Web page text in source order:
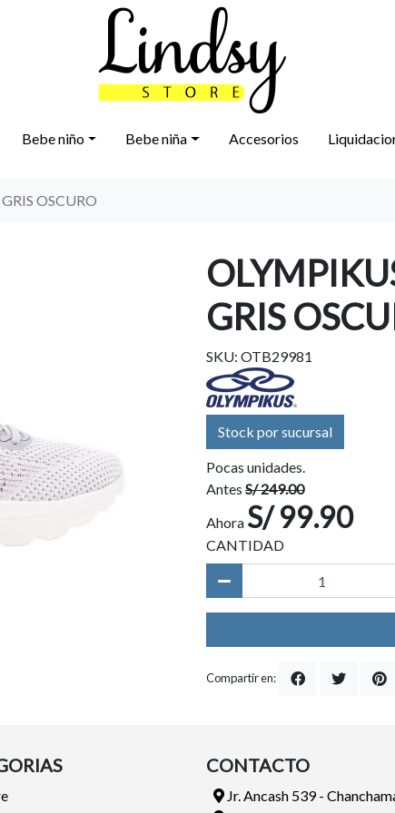
Bebe niño Bebe niña Accesorios
OSCURO
GRIS
SKU: OTB29981
Stock por sucursal
Pocas unidades.
Antes S/ 249.00
Ahora S/ 99.90
CANTIDAD
Compartir en:
CONTACTO
Jr. Ancash 539 -